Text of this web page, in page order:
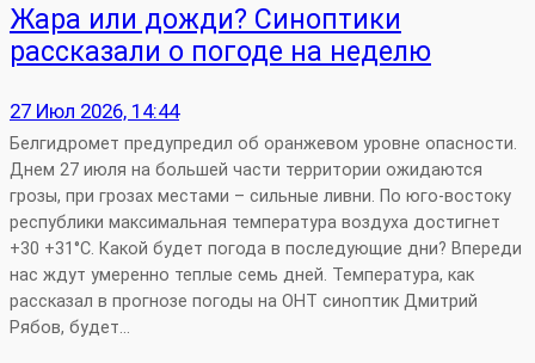
Жара или дожди? Синоптики
рассказали о погоде на неделю
27 Июл 2026, 14:44
Белгидромет предупредил об оранжевом уровне опасности.
Днем 27 июля на большей части территории ожидаются
грозы, при грозах местами – сильные ливни. По юго-востоку
республики максимальная температура воздуха достигнет
+30 +31°С. Какой будет погода в последующие дни? Впереди
нас ждут умеренно теплые семь дней. Температура, как
рассказал в прогнозе погоды на ОНТ синоптик Дмитрий
Рябов, будет…